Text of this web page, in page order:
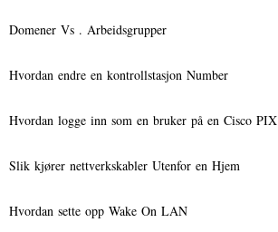
Domener Vs . Arbeidsgrupper
Hvordan endre en kontrollstasjon Number
Hvordan logge inn som en bruker på en Cisco PIX
Slik kjører nettverkskabler Utenfor en Hjem
Hvordan sette opp Wake On LAN